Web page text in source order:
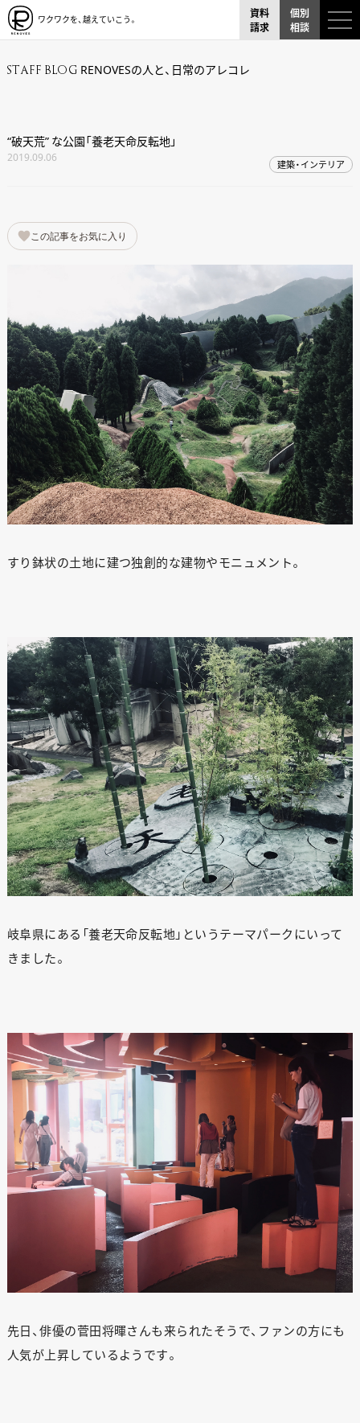
ワクワクを、越えていこう。
資料
請求
個別
相談
STAFF BLOG RENOVESの人と、日常のアレコレ
“破天荒” な公園「養老天命反転地」
2019.09.06
建築・インテリア
この記事をお気に入り
すり鉢状の土地に建つ独創的な建物やモニュメント。
岐阜県にある「養老天命反転地」というテーマパークにいって
きました。
先日、俳優の菅田将暉さんも来られたそうで、ファンの方にも
人気が上昇しているようです。